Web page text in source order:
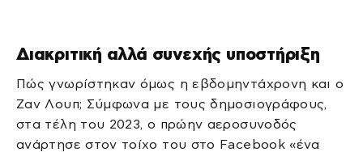
Διακριτική αλλά συνεχής υποστήριξη
Πώς γνωρίστηκαν όμως η εβδομηντάχρονη και ο
Ζαν Λουπ; Σύμφωνα με τους δημοσιογράφους,
στα τέλη του 2023, ο πρώην αεροσυνοδός
ανάρτησε στον τοίχο του στο Facebook «ένα